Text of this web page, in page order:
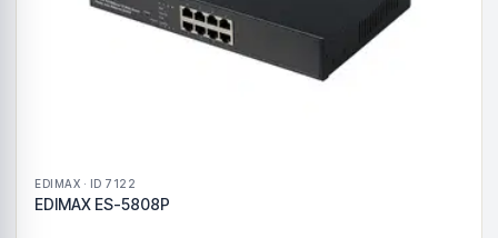
EDIMAX · ID 7122
EDIMAX ES-5808P